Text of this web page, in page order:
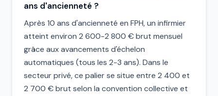
ans d'ancienneté ?
Après 10 ans d'ancienneté en FPH, un infirmier
atteint environ 2 600-2 800 € brut mensuel
grâce aux avancements d'échelon
automatiques (tous les 2-3 ans). Dans le
secteur privé, ce palier se situe entre 2 400 et
2 700 € brut selon la convention collective et